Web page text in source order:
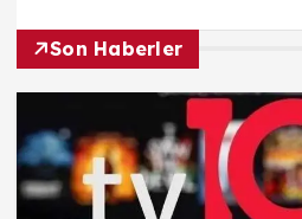
Son Haberler